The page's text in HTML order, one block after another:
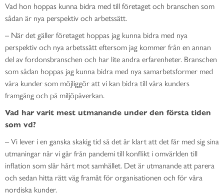
Vad hon hoppas kunna bidra med till företaget och branschen som
sådan är nya perspektiv och arbetssätt.
– När det gäller företaget hoppas jag kunna bidra med nya
perspektiv och nya arbetssätt eftersom jag kommer från en annan
del av fordonsbranschen och har lite andra erfarenheter. Branschen
som sådan hoppas jag kunna bidra med nya samarbetsformer med
våra kunder som möjliggör att vi kan bidra till våra kunders
framgång och på miljöpåverkan.
Vad har varit mest utmanande under den första tiden
som vd?
– Vi lever i en ganska skakig tid så det är klart att det får med sig sina
utmaningar när vi går från pandemi till konflikt i omvärlden till
inflation som slår hårt mot samhället. Det är utmanande att parera
och sedan hitta rätt väg framåt för organisationen och för våra
nordiska kunder.